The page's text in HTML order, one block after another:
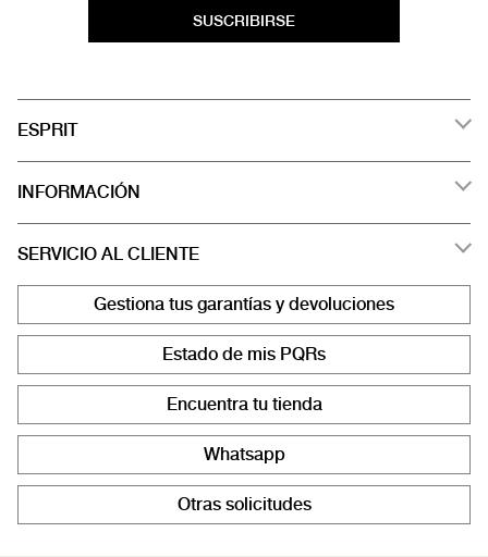
SUSCRIBIRSE
ESPRIT
INFORMACIÓN
SERVICIO AL CLIENTE
Gestiona tus garantías y devoluciones
Estado de mis PQRs
Encuentra tu tienda
Whatsapp
Otras solicitudes